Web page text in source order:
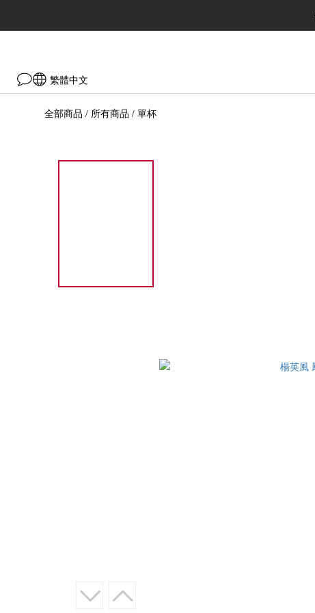
繁體中文
全部商品 / 所有商品 / 單杯